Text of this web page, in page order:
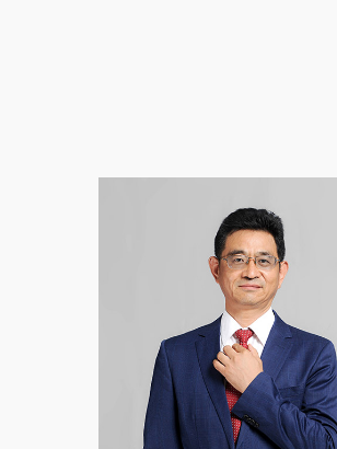
康桥人员
新闻动态
康桥党建
业务领域
社会责任
Copyright © 2011-2026 康桥